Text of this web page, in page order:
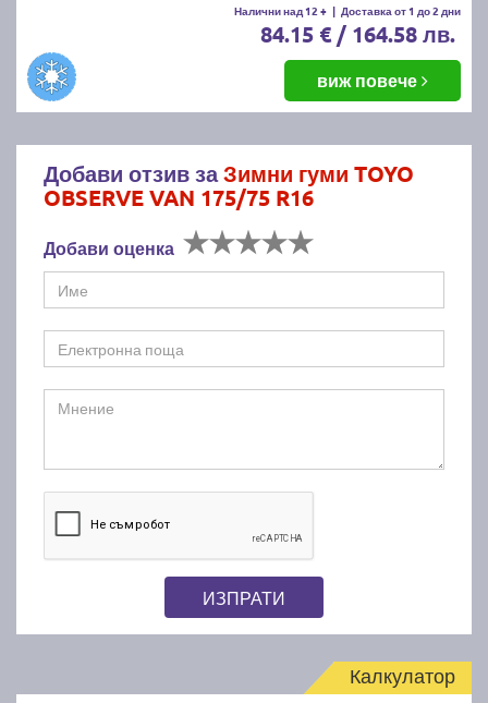
Налични над 12 + | Доставка от 1 до 2 дни
84.15 € / 164.58 лв.
виж повече
Добави отзив заЗимни гуми TOYO
OBSERVE VAN 175/75 R16
Добави оценка
ИЗПРАТИ
Калкулатор